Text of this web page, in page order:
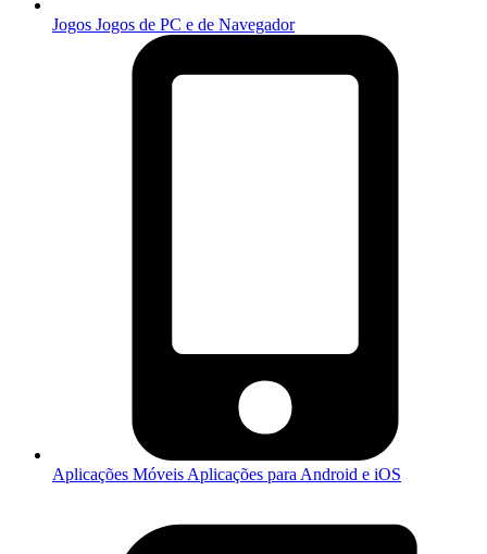
Jogos Jogos de PC e de Navegador
Aplicações Móveis Aplicações para Android e iOS